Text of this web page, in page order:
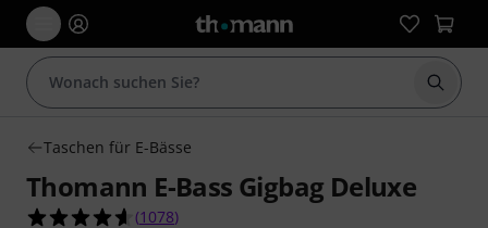
Suche
Taschen für E-Bässe
Thomann E-Bass Gigbag Deluxe
4.6 von 5 Sternen aus 1078
(1078)